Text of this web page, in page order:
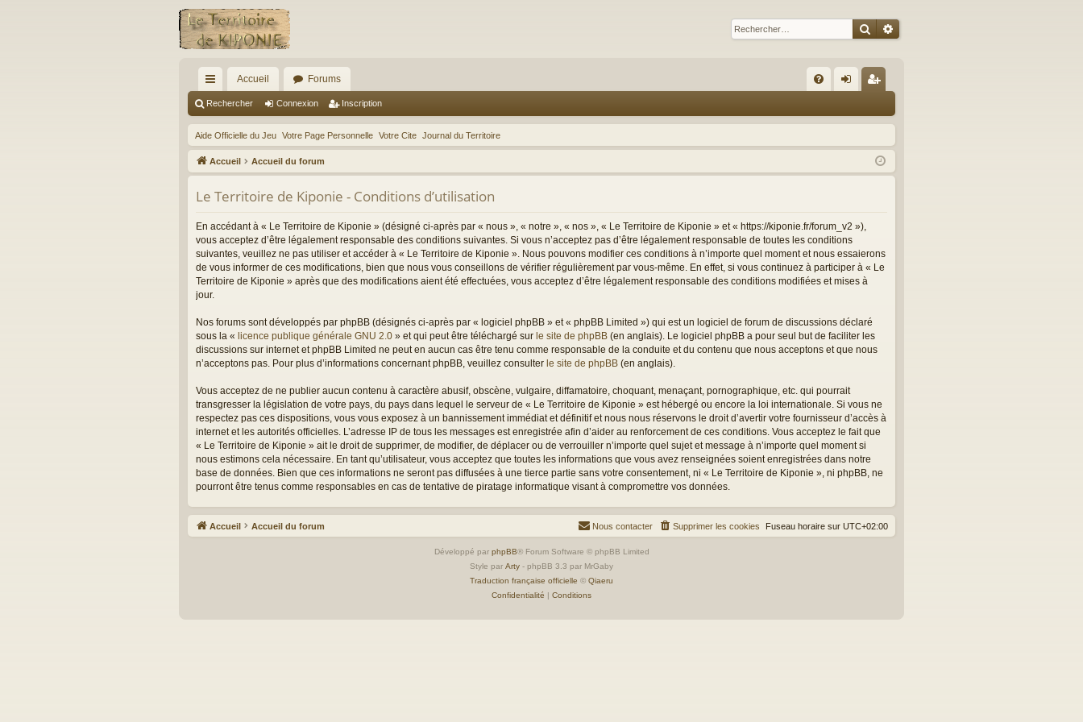
Rechercher
Recherche avancée
ac
co
ur
ci
s
Accueil Forums
Q ne
xi
on
cri
pti
on
Rechercher Connexion Inscription
Aide Officielle du Jeu Votre Page Personnelle Votre Cite Journal du Territoire
Accueil Accueil du forum
Le Territoire de Kiponie - Conditions d’utilisation
En accédant à « Le Territoire de Kiponie » (désigné ci-après par « nous », « notre », « nos », « Le Territoire de Kiponie » et « https://kiponie.fr/forum_v2 »),
vous acceptez d’être légalement responsable des conditions suivantes. Si vous n’acceptez pas d’être légalement responsable de toutes les conditions
suivantes, veuillez ne pas utiliser et accéder à « Le Territoire de Kiponie ». Nous pouvons modifier ces conditions à n’importe quel moment et nous essaierons
de vous informer de ces modifications, bien que nous vous conseillons de vérifier régulièrement par vous-même. En effet, si vous continuez à participer à « Le
Territoire de Kiponie » après que des modifications aient été effectuées, vous acceptez d’être légalement responsable des conditions modifiées et mises à
jour.
Nos forums sont développés par phpBB (désignés ci-après par « logiciel phpBB » et « phpBB Limited ») qui est un logiciel de forum de discussions déclaré
sous la « licence publique générale GNU 2.0 » et qui peut être téléchargé sur le site de phpBB (en anglais). Le logiciel phpBB a pour seul but de faciliter les
discussions sur internet et phpBB Limited ne peut en aucun cas être tenu comme responsable de la conduite et du contenu que nous acceptons et que nous
n’acceptons pas. Pour plus d’informations concernant phpBB, veuillez consulter le site de phpBB (en anglais).
Vous acceptez de ne publier aucun contenu à caractère abusif, obscène, vulgaire, diffamatoire, choquant, menaçant, pornographique, etc. qui pourrait
transgresser la législation de votre pays, du pays dans lequel le serveur de « Le Territoire de Kiponie » est hébergé ou encore la loi internationale. Si vous ne
respectez pas ces dispositions, vous vous exposez à un bannissement immédiat et définitif et nous nous réservons le droit d’avertir votre fournisseur d’accès à
internet et les autorités officielles. L’adresse IP de tous les messages est enregistrée afin d’aider au renforcement de ces conditions. Vous acceptez le fait que
« Le Territoire de Kiponie » ait le droit de supprimer, de modifier, de déplacer ou de verrouiller n’importe quel sujet et message à n’importe quel moment si
nous estimons cela nécessaire. En tant qu’utilisateur, vous acceptez que toutes les informations que vous avez renseignées soient enregistrées dans notre
base de données. Bien que ces informations ne seront pas diffusées à une tierce partie sans votre consentement, ni « Le Territoire de Kiponie », ni phpBB, ne
pourront être tenus comme responsables en cas de tentative de piratage informatique visant à compromettre vos données.
Accueil Accueil du forum Fuseau horaire sur UTC+02:00
Supprimer les cookies
Nous contacter
Développé par phpBB® Forum Software © phpBB Limited
Style par Arty - phpBB 3.3 par MrGaby
Traduction française officielle © Qiaeru
Confidentialité | Conditions